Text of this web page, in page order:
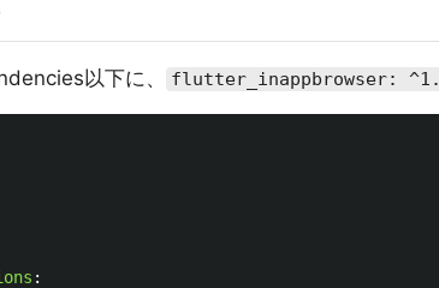
以下に、 flutter_inappbrowser:
: